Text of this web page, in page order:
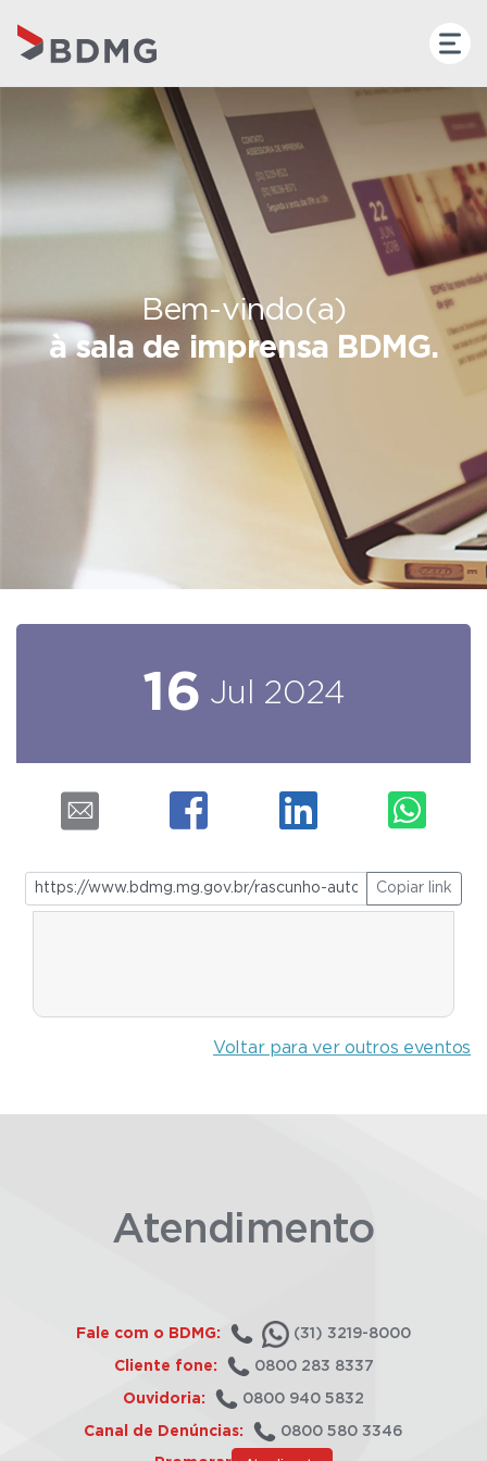
Bem-vindo(a)
à sala de imprensa BDMG.
16 Jul 2024
Copiar link
Voltar para ver outros eventos
Atendimento
Fale com o BDMG: (31) 3219-8000
Cliente fone: 0800 283 8337
Ouvidoria: 0800 940 5832
Canal de Denúncias: 0800 580 3346